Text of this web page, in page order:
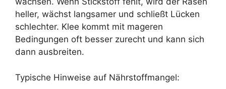
Verwechslung: Kriechkräuter haben oft runde, gekerbte Blätter
– nicht die typischen 3er-Blätter von Klee.
heller, wächst langsamer und schließt Lücken
schlechter. Klee kommt mit mageren
Bedingungen oft besser zurecht und kann sich
dann ausbreiten.
Typische Hinweise auf Nährstoffmangel: